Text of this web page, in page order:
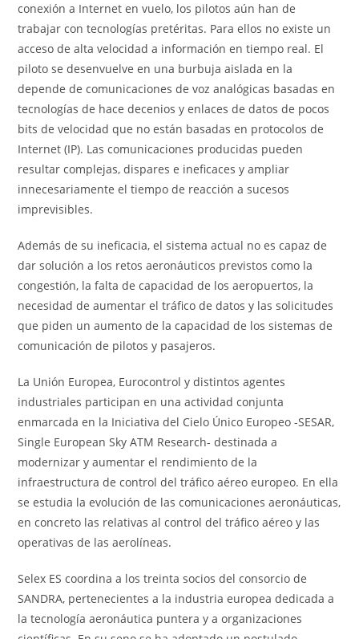
conexión a Internet en vuelo, los pilotos aún han de
trabajar con tecnologías pretéritas. Para ellos no existe un
acceso de alta velocidad a información en tiempo real. El
piloto se desenvuelve en una burbuja aislada en la
depende de comunicaciones de voz analógicas basadas en
tecnologías de hace decenios y enlaces de datos de pocos
bits de velocidad que no están basadas en protocolos de
Internet (IP). Las comunicaciones producidas pueden
resultar complejas, dispares e ineficaces y ampliar
innecesariamente el tiempo de reacción a sucesos
imprevisibles.
Además de su ineficacia, el sistema actual no es capaz de
dar solución a los retos aeronáuticos previstos como la
congestión, la falta de capacidad de los aeropuertos, la
necesidad de aumentar el tráfico de datos y las solicitudes
que piden un aumento de la capacidad de los sistemas de
comunicación de pilotos y pasajeros.
La Unión Europea, Eurocontrol y distintos agentes
industriales participan en una actividad conjunta
enmarcada en la Iniciativa del Cielo Único Europeo -SESAR,
Single European Sky ATM Research- destinada a
modernizar y aumentar el rendimiento de la
infraestructura de control del tráfico aéreo europeo. En ella
se estudia la evolución de las comunicaciones aeronáuticas,
en concreto las relativas al control del tráfico aéreo y las
operativas de las aerolíneas.
Selex ES coordina a los treinta socios del consorcio de
SANDRA, pertenecientes a la industria europea dedicada a
la tecnología aeronáutica puntera y a organizaciones